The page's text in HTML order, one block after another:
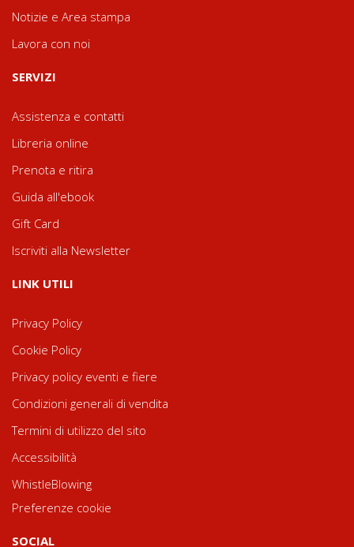
Notizie e Area stampa
Lavora con noi
SERVIZI
Assistenza e contatti
Libreria online
Prenota e ritira
Guida all'ebook
Gift Card
Iscriviti alla Newsletter
LINK UTILI
Privacy Policy
Cookie Policy
Privacy policy eventi e fiere
Condizioni generali di vendita
Termini di utilizzo del sito
Accessibilità
WhistleBlowing
Preferenze cookie
SOCIAL